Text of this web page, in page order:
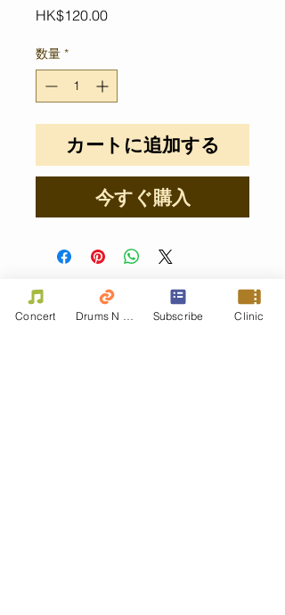
HK$120.00価
数量 *
カートに追加する
今すぐ購入
Contact Us
Concert Subscribe Clinic